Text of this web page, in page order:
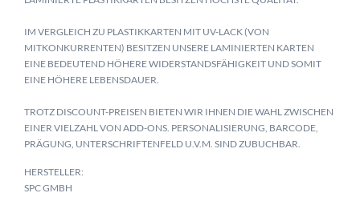
IM VERGLEICH ZU PLASTIKKARTEN MIT UV-LACK (VON
MITKONKURRENTEN) BESITZEN UNSERE LAMINIERTEN KARTEN
EINE BEDEUTEND HÖHERE WIDERSTANDSFÄHIGKEIT UND SOMIT
EINE HÖHERE LEBENSDAUER.
TROTZ DISCOUNT-PREISEN BIETEN WIR IHNEN DIE WAHL ZWISCHEN
EINER VIELZAHL VON ADD-ONS. PERSONALISIERUNG, BARCODE,
PRÄGUNG, UNTERSCHRIFTENFELD U.V.M. SIND ZUBUCHBAR.
HERSTELLER:
SPC GMBH